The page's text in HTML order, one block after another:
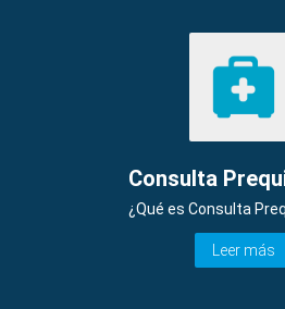
Consulta
¿Qué es Consulta
Leer más